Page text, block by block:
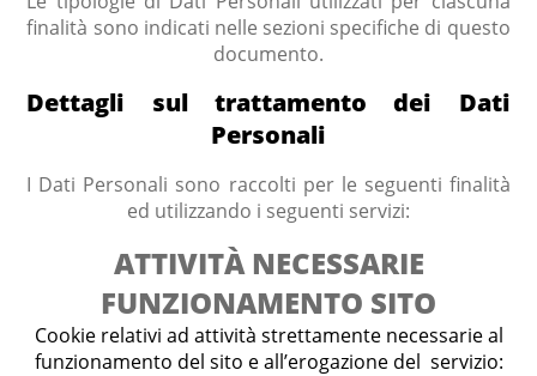
finalità sono indicati nelle sezioni specifiche di questo
documento.
Dettagli sul trattamento dei Dati
Personali
I Dati Personali sono raccolti per le seguenti finalità
ed utilizzando i seguenti servizi:
ATTIVITÀ NECESSARIE
FUNZIONAMENTO SITO
Cookie relativi ad attività strettamente necessarie al
funzionamento del sito e all’erogazione del servizio: